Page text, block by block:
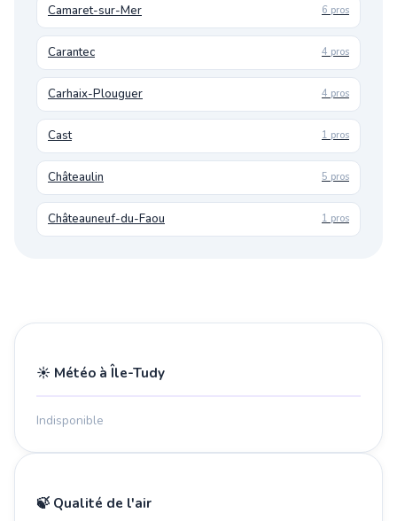
Camaret-sur-Mer 6 pros
Carantec 4 pros
Carhaix-Plouguer 4 pros
Cast 1 pros
Châteaulin 5 pros
Châteauneuf-du-Faou 1 pros
☀️ Météo à Île-Tudy
Indisponible
🍃 Qualité de l'air